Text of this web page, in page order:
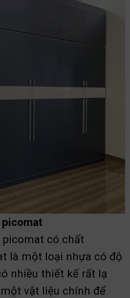
picomat
picomat có chất
là một loại nhựa có độ
nhiều thiết kế rất lạ
vật liệu chính để